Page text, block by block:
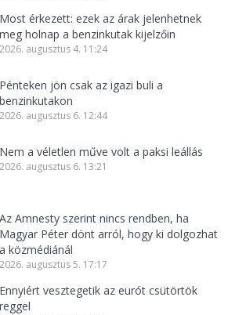
Most érkezett: ezek az árak jelenhetnek
meg holnap a benzinkutak kijelzőin
2026. augusztus 4. 11:24
Pénteken jön csak az igazi buli a
benzinkutakon
2026. augusztus 6. 12:44
Nem a véletlen műve volt a paksi leállás
2026. augusztus 6. 13:21
Az Amnesty szerint nincs rendben, ha
Magyar Péter dönt arról, hogy ki dolgozhat
a közmédiánál
2026. augusztus 5. 17:17
Ennyiért vesztegetik az eurót csütörtök
reggel